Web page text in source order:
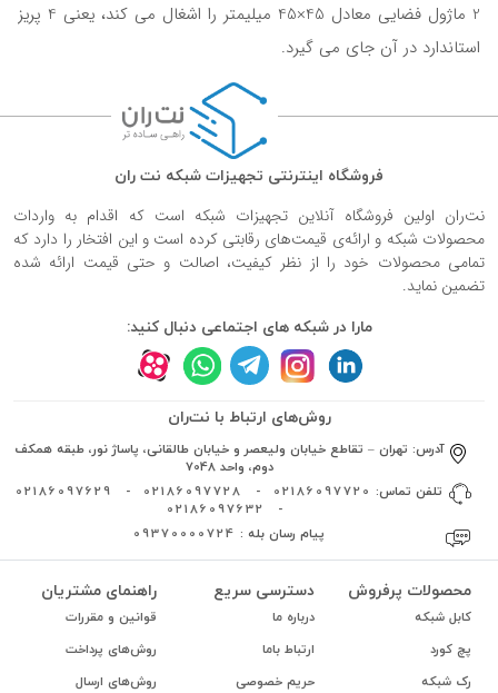
2 ماژول فضایی معادل 45×45 میلیمتر را اشغال می کند، یعنی 4 پریز
استاندارد در آن جای می گیرد.
فروشگاه اینترنتی تجهیزات شبکه نت ران
نت‌ران اولین فروشگاه آنلاین تجهیزات شبکه است که اقدام به واردات
محصولات شبکه و ارائه‌ی قیمت‌های رقابتی کرده است و این افتخار را دارد که
تمامی محصولات خود را از نظر کیفیت، اصالت و حتی قیمت ارائه شده
تضمین نماید.
مارا در شبکه های اجتماعی دنبال کنید:
روش‌های ارتباط با نت‌ران
آدرس: تهران – تقاطع خیابان ولیعصر و خیابان طالقانی، پاساژ نور، طبقه همکف
دوم، واحد 7048
تلفن تماس: 02186097720
-
02186097728
-
02186097629
-
02186097632
پیام رسان بله : 09370000724
محصولات پرفروش
کابل شبکه
پچ کورد
رک شبکه
دسترسی سریع
درباره ما
ارتباط باما
حریم خصوصی
راهنمای مشتریان
قوانین و مقررات
روش‌های پرداخت
روش‌های ارسال